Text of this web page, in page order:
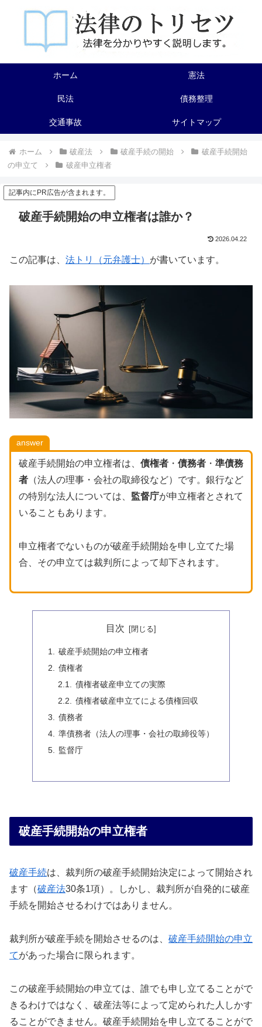
ホーム 憲法
民法 債務整理
交通事故 サイトマップ
ホーム 破産法 破産手続の開始
破産手続開始
の申立て
破産申立権者
記事内にPR広告が含まれます。
破産手続開始の申立権者は誰か？
2026.04.22
この記事は、 法トリ（元弁護士） が書いています。
answer
破産手続開始の申立権者は、 債権者・ 債務者・ 準債務
者（法人の理事・会社の取締役など）です。銀行など
の特別な法人については、 監督庁が申立権者とされて
いることもあります。
申立権者でないものが破産手続開始を申し立てた場
合、その申立ては裁判所によって却下されます。
目次
破産手続開始の申立権者
債権者
債権者破産申立ての実際
債権者破産申立てによる債権回収
債務者
準債務者（法人の理事・会社の取締役等）
監督庁
破産手続開始の申立権者
破産手続は、裁判所の破産手続開始決定によって開始され
ます（破産法30条1項）。しかし、裁判所が自発的に破産
手続を開始させるわけではありません。
裁判所が破産手続を開始させるのは、 破産手続開始の申立
てがあった場合に限られます。
この破産手続開始の申立ては、誰でも申し立てることがで
きるわけではなく、破産法等によって定められた人しかす
ることができません。破産手続開始を申し立てることがで